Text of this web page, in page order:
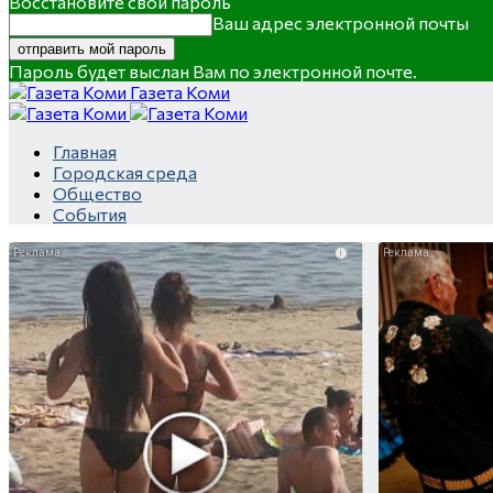
Ваш адрес электронной почты
Пароль будет выслан Вам по электронной почте.
Газета Коми
Главная
Городская среда
Общество
События
i